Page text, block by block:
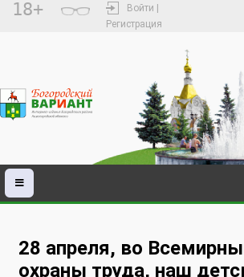
18+
Войти |
Регистрация
28 апреля, во
охраны труда, наш